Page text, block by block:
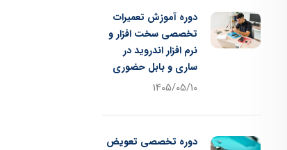
دوره آموزش تعمیرات
تخصصی سخت افزار و
نرم افزار اندروید در
ساری و بابل حضوری
1405/05/10
دوره تخصصی تعویض